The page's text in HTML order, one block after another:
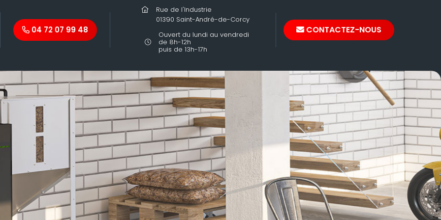
04 72 07 99 48
Rue de l'Industrie
01390 Saint-André-de-Corcy
Ouvert du lundi au vendredi
de 8h-12h
puis de 13h-17h
CONTACTEZ-NOUS